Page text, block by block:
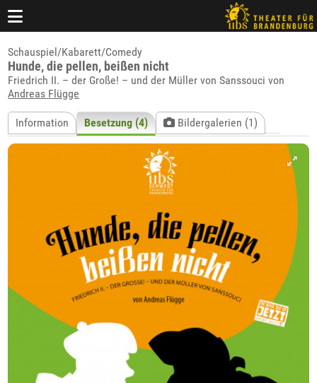
Schauspiel/Kabarett/Comedy
Hunde, die pellen, beißen nicht
Friedrich II. – der Große! – und der Müller von Sanssouci von
Andreas Flügge
Information Besetzung (4) Bildergalerien (1)